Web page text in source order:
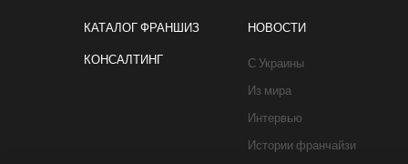
КАТАЛОГ ФРАНШИЗ
КОНСАЛТИНГ
НОВОСТИ
С Украины
Из мира
Интервью
Истории франчайзи